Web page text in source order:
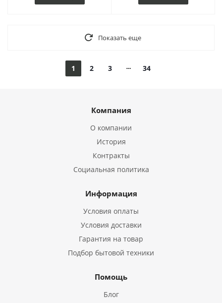
Показать еще
1 2 3 34
Компания
О компании
История
Контракты
Социальная политика
Информация
Условия оплаты
Условия доставки
Гарантия на товар
Подбор бытовой техники
Помощь
Блог